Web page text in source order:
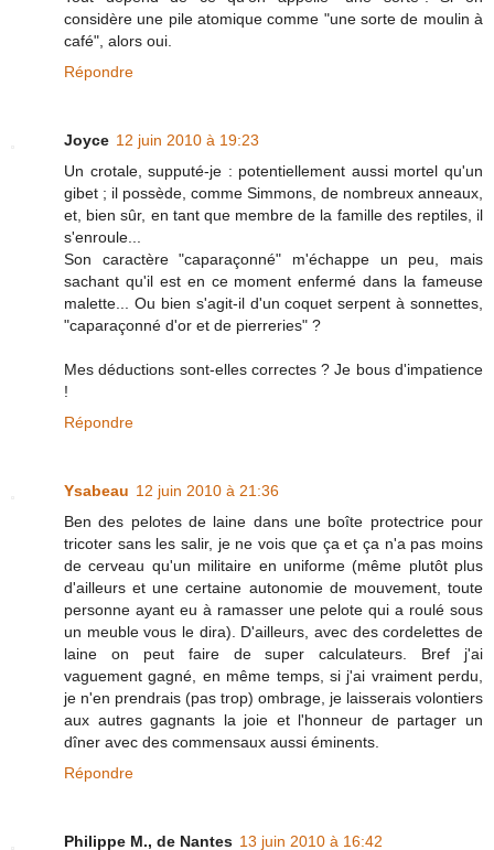
considère une pile atomique comme "une sorte de moulin à
café", alors oui.
Répondre
Joyce 12 juin 2010 à 19:23
Un crotale, supputé-je : potentiellement aussi mortel qu'un
gibet ; il possède, comme Simmons, de nombreux anneaux,
et, bien sûr, en tant que membre de la famille des reptiles, il
s'enroule...
Son caractère "caparaçonné" m'échappe un peu, mais
sachant qu'il est en ce moment enfermé dans la fameuse
malette... Ou bien s'agit-il d'un coquet serpent à sonnettes,
"caparaçonné d'or et de pierreries" ?
Mes déductions sont-elles correctes ? Je bous d'impatience
!
Répondre
Ysabeau 12 juin 2010 à 21:36
Ben des pelotes de laine dans une boîte protectrice pour
tricoter sans les salir, je ne vois que ça et ça n'a pas moins
de cerveau qu'un militaire en uniforme (même plutôt plus
d'ailleurs et une certaine autonomie de mouvement, toute
personne ayant eu à ramasser une pelote qui a roulé sous
un meuble vous le dira). D'ailleurs, avec des cordelettes de
laine on peut faire de super calculateurs. Bref j'ai
vaguement gagné, en même temps, si j'ai vraiment perdu,
je n'en prendrais (pas trop) ombrage, je laisserais volontiers
aux autres gagnants la joie et l'honneur de partager un
dîner avec des commensaux aussi éminents.
Répondre
Philippe M., de Nantes 13 juin 2010 à 16:42